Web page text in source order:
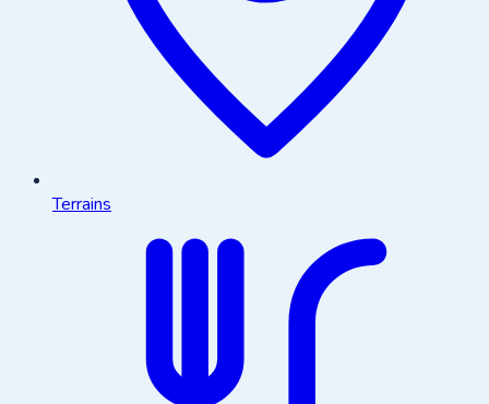
Terrains